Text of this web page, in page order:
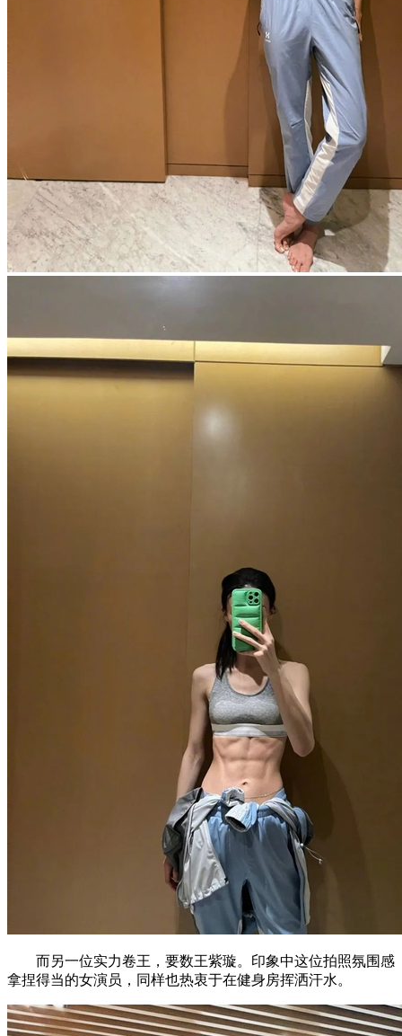
而另一位实力卷王，要数王紫璇。印象中这位拍照氛围感
拿捏得当的女演员，同样也热衷于在健身房挥洒汗水。